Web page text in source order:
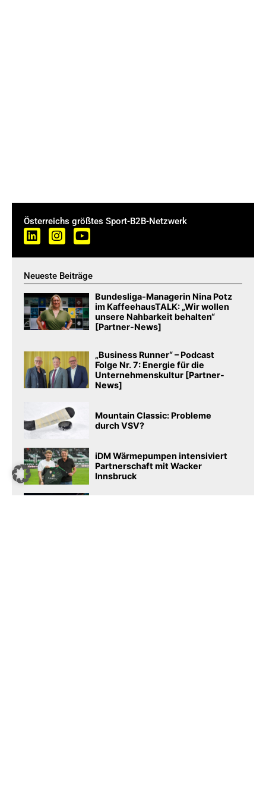
Österreichs größtes Sport-B2B-Netzwerk
Neueste Beiträge
Bundesliga-Managerin Nina Potz
im KaffeehausTALK: „Wir wollen
unsere Nahbarkeit behalten“
[Partner-News]
„Business Runner“ – Podcast
Folge Nr. 7: Energie für die
Unternehmenskultur [Partner-
News]
Mountain Classic: Probleme
durch VSV?
iDM Wärmepumpen intensiviert
Partnerschaft mit Wacker
Innsbruck